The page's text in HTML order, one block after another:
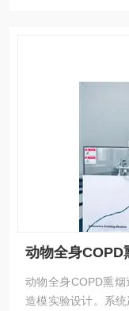
动物全身COPD
动物全身COPD熏
造模实验设计。系统